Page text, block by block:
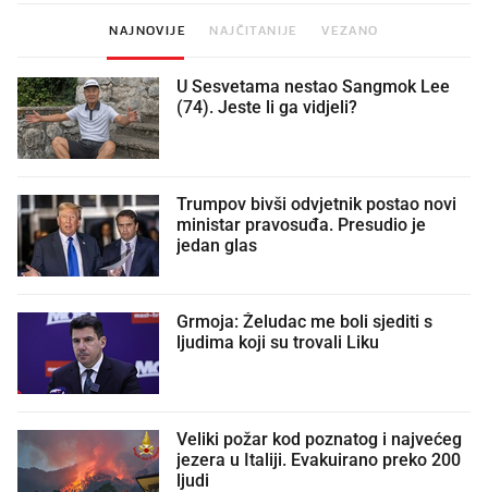
NAJNOVIJE NAJČITANIJE VEZANO
U Sesvetama nestao Sangmok Lee
(74). Jeste li ga vidjeli?
Trumpov bivši odvjetnik postao novi
ministar pravosuđa. Presudio je
jedan glas
Grmoja: Želudac me boli sjediti s
ljudima koji su trovali Liku
Veliki požar kod poznatog i najvećeg
jezera u Italiji. Evakuirano preko 200
ljudi